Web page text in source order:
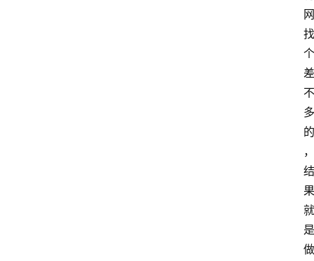
网
找
个
差
不
多
的
，
结
果
就
是
做